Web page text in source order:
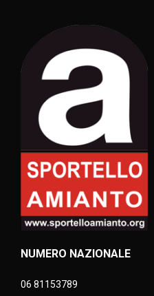
NUMERO NAZIONALE
06 81153789